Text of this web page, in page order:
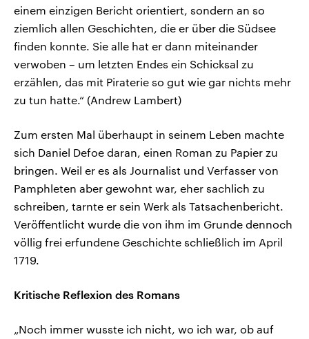
einem einzigen Bericht orientiert, sondern an so
ziemlich allen Geschichten, die er über die Südsee
finden konnte. Sie alle hat er dann miteinander
verwoben – um letzten Endes ein Schicksal zu
erzählen, das mit Piraterie so gut wie gar nichts mehr
zu tun hatte.“ (Andrew Lambert)
Zum ersten Mal überhaupt in seinem Leben machte
sich Daniel Defoe daran, einen Roman zu Papier zu
bringen. Weil er es als Journalist und Verfasser von
Pamphleten aber gewohnt war, eher sachlich zu
schreiben, tarnte er sein Werk als Tatsachenbericht.
Veröffentlicht wurde die von ihm im Grunde dennoch
völlig frei erfundene Geschichte schließlich im April
1719.
Kritische Reflexion des Romans
„Noch immer wusste ich nicht, wo ich war, ob auf